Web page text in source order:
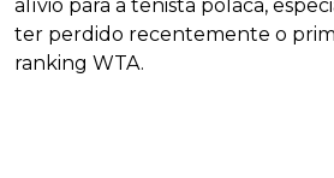
alívio para a tenista polaca,
ter perdido recentemente o
ranking WTA.